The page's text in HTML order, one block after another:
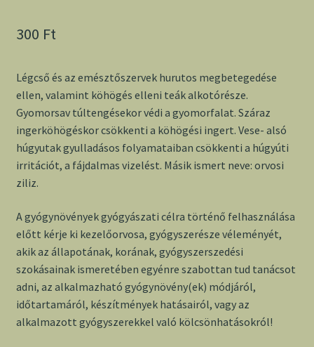
300 Ft
Légcső és az emésztőszervek hurutos megbetegedése
ellen, valamint köhögés elleni teák alkotórésze.
Gyomorsav túltengésekor védi a gyomorfalat. Száraz
ingerköhögéskor csökkenti a köhögési ingert. Vese- alsó
húgyutak gyulladásos folyamataiban csökkenti a húgyúti
irritációt, a fájdalmas vizelést. Másik ismert neve: orvosi
ziliz.
A gyógynövények gyógyászati célra történő felhasználása
előtt kérje ki kezelőorvosa, gyógyszerésze véleményét,
akik az állapotának, korának, gyógyszerszedési
szokásainak ismeretében egyénre szabottan tud tanácsot
adni, az alkalmazható gyógynövény(ek) módjáról,
időtartamáról, készítmények hatásairól, vagy az
alkalmazott gyógyszerekkel való kölcsönhatásokról!